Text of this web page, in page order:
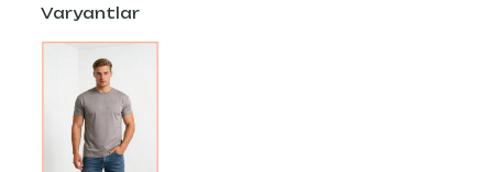
Varyantlar